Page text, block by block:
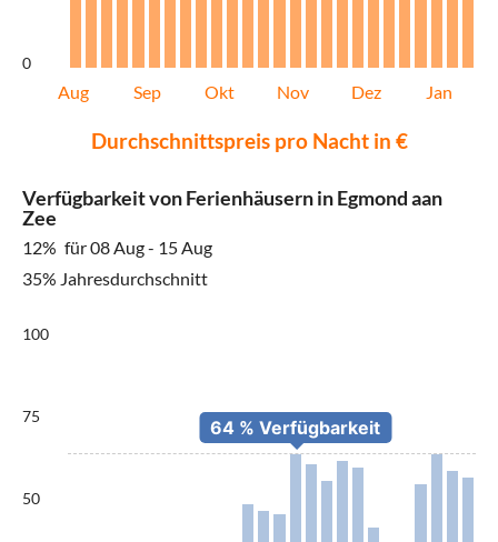
0
Aug Sep Okt Nov Dez Jan
Durchschnittspreis pro Nacht in €
Verfügbarkeit von Ferienhäusern in Egmond aan
Zee
12% für 08 Aug - 15 Aug
35% Jahresdurchschnitt
100
75
50